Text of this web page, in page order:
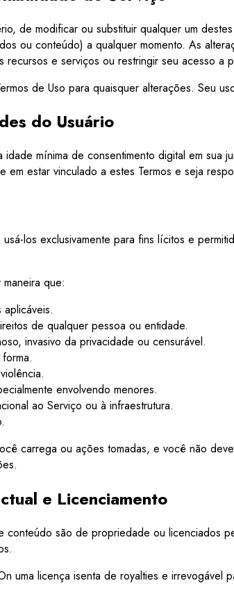
de modificar ou substituir qualquer um
ou conteúdo) a qualquer momento. As
recursos e serviços ou restringir seu acesso
de Uso para quaisquer alterações. Seu
do Usuário
mínima de consentimento digital em
estar vinculado a estes Termos e seja
los exclusivamente para fins lícitos e
que:
de qualquer pessoa ou entidade.
invasivo da privacidade ou censurável.
envolvendo menores.
ao Serviço ou à infraestrutura.
carrega ou ações tomadas, e você não
e Licenciamento
conteúdo são de propriedade ou licenciados
uma licença isenta de royalties e irrevogável